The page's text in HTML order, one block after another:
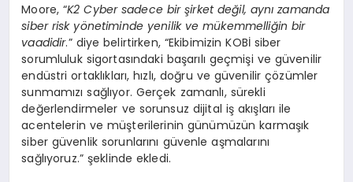
Moore, “K2 Cyber sadece bir şirket değil, aynı zamanda
siber risk yönetiminde yenilik ve mükemmelliğin bir
vaadidir.” diye belirtirken, “Ekibimizin KOBİ siber
sorumluluk sigortasındaki başarılı geçmişi ve güvenilir
endüstri ortaklıkları, hızlı, doğru ve güvenilir çözümler
sunmamızı sağlıyor. Gerçek zamanlı, sürekli
değerlendirmeler ve sorunsuz dijital iş akışları ile
acentelerin ve müşterilerinin günümüzün karmaşık
siber güvenlik sorunlarını güvenle aşmalarını
sağlıyoruz.” şeklinde ekledi.